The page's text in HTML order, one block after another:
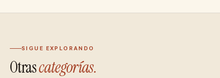
SIGUE EXPLORANDO
Otrascategorías.